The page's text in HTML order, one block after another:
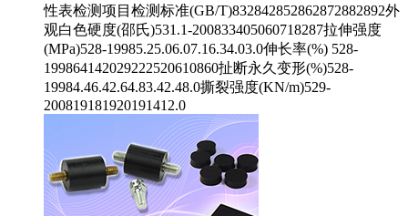
性表检测项目检测标准(GB/T)832842852862872882892外
观白色硬度(邵氏)531.1-200833405060718287拉伸强度
(MPa)528-19985.25.06.07.16.34.03.0伸长率(%) 528-
199864142029222520610860扯断永久变形(%)528-
19984.46.42.64.83.42.48.0撕裂强度(KN/m)529-
200819181920191412.0